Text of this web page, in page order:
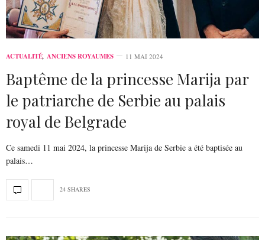
ACTUALITÉ, ANCIENS ROYAUMES 11 MAI 2024
Baptême de la princesse Marija par
le patriarche de Serbie au palais
royal de Belgrade
Ce samedi 11 mai 2024, la princesse Marija de Serbie a été baptisée au
palais…
24 SHARES